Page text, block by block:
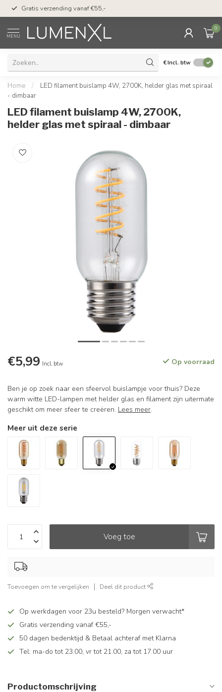
Gratis verzending vanaf €55,-
MENU
0
€Incl. btw
Home /
LED filament buislamp 4W, 2700K, helder glas met spiraal
- dimbaar
LED filament buislamp 4W, 2700K,
helder glas met spiraal - dimbaar
€5,99 Incl. btw Op voorraad
Ben je op zoek naar een sfeervol buislampje voor thuis? Deze
warm witte LED-lampen met helder glas en filament zijn uitermate
geschikt om meer sfeer te creëren. Lees meer.
Meer uit deze serie
Voeg toe
Toevoegen om te vergelijken Deel dit product
Op werkdagen voor 23u besteld? Morgen verwacht*
Gratis verzending vanaf €55,-
50 dagen bedenktijd & Betaal achteraf met Klarna
Tel: ma-do tot 23.00, vr tot 21.00, za tot 17.00 uur
Productomschrijving